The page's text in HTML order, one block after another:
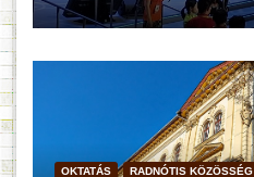
OKTATÁS RADNÓTIS KÖZÖSSÉG